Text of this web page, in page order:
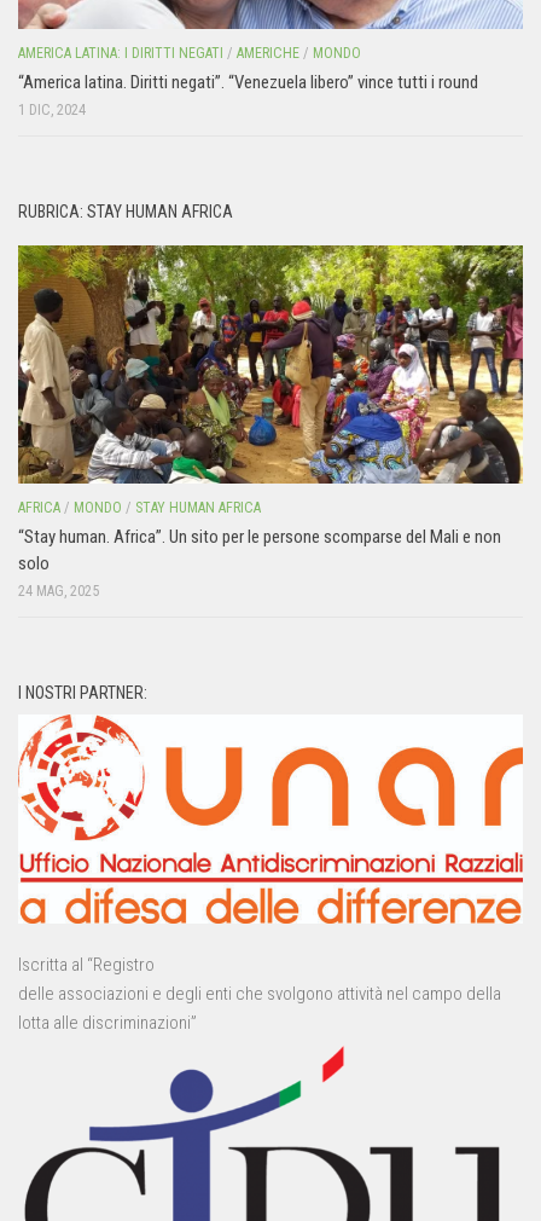
AMERICA LATINA: I DIRITTI NEGATI / AMERICHE / MONDO
“America latina. Diritti negati”. “Venezuela libero” vince tutti i round
1 DIC, 2024
RUBRICA: STAY HUMAN AFRICA
AFRICA / MONDO / STAY HUMAN AFRICA
“Stay human. Africa”. Un sito per le persone scomparse del Mali e non
solo
24 MAG, 2025
I NOSTRI PARTNER:
Iscritta al “Registro
delle associazioni e degli enti che svolgono attività nel campo della
lotta alle discriminazioni”